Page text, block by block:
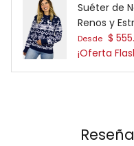
Suéter de
Renos y
Precio de
Desde $
¡Oferta